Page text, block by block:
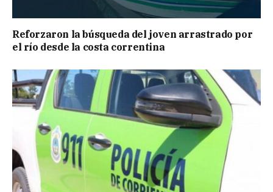
Reforzaron la búsqueda del joven arrastrado por
el río desde la costa correntina